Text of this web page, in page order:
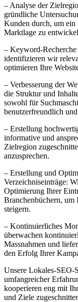
– Analyse der
gründliche
Kunden durch, um ein
Marktlage zu
– Keyword-
identifizieren wir
optimieren Ihre
– Verbesserung der
die Struktur und
sowohl für
benutzerfreundlich
– Erstellung
informative und
Zielregion
anzusprechen.
– Erstellung und
Verzeichniseinträge:
Optimierung Ihrer
Branchenbüchern, um
steigern.
– Kontinuierliches
überwachen
Massnahmen und
den Erfolg Ihrer
Unsere Lokales-SEO-
umfangreicher
kooperieren eng mit
und Ziele